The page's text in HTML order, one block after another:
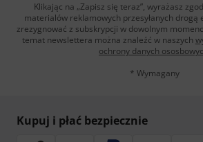
Klikając na „Zapisz się teraz”, wyrażasz
materialów reklamowych przesyłanych drogą
zrezygnować z subskrypcji w dowolnym
temat newslettera można znaleźć w naszych
ochrony danych
* Wymagany
Kupuj i płać bezpiecznie